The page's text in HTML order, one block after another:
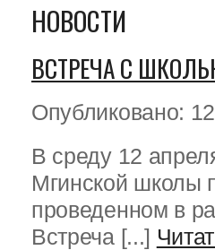
НОВОСТИ
ВСТРЕЧА С
Опубликовано:
В среду 12
Мгинской школы
проведенном в
Встреча [...]